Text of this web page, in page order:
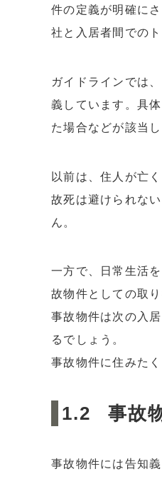
3.5精神的
4まとめ：事
件の定義が明確に
社と入居者間での
ガイドラインでは
義しています。具
た場合などが該当し
以前は、住人が亡
故死は避けられな
ん。
一方で、日常生活
故物件としての取
事故物件は次の入
るでしょう。
事故物件に住みた
事故
事故物件には告知